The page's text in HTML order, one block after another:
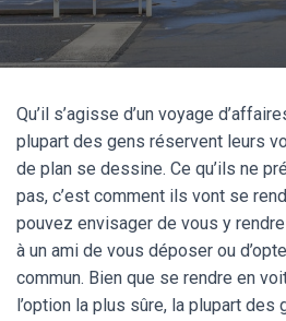
Qu’il s’agisse d’un voyage
plupart des gens réservent leurs
de plan se dessine. Ce qu’ils ne
pas, c’est comment ils vont se
pouvez envisager de vous y
à un ami de vous déposer ou
commun. Bien que se rendre en
l’option la plus sûre, la plupart des